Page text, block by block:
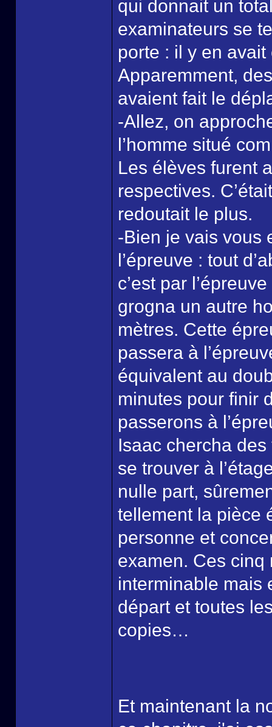
qui donnait un
examinateurs se
porte : il y en
Apparemment,
avaient fait le
-Allez, on
l’homme situé
Les élèves furent
respectives.
redoutait le plus.
-Bien je vais vous
l’épreuve : tout
c’est par
grogna un autre
mètres. Cette
passera à
équivalent au
minutes pour finir
passerons à
Isaac chercha
se trouver à
nulle part,
tellement la pièce
personne et
examen. Ces cinq
interminable mais
départ et toutes
copies…
Et maintenant la